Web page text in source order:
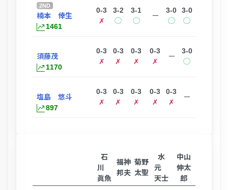
2ND
楠本 倖生
1461
0-3
✗
3-2
◯
3-1
◯
ー
3-0
◯
3-0
◯
須藤茂
1170
0-3
✗
0-3
✗
0-3
✗
0-3
✗
ー
3-0
◯
塩島 悠斗
897
0-3
✗
0-3
✗
0-3
✗
0-3
✗
0-3
✗
ー
石
川
眞魚
福神
邦夫
菊野
太聖
水
元
天士
中山
伸太
郎